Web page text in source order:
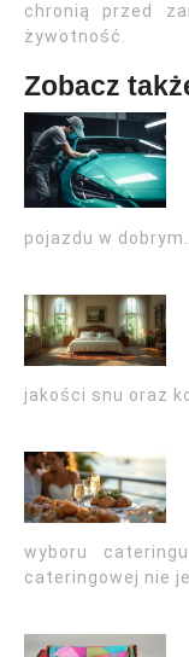
chronią przed
żywotność.
Zobacz
pojazdu w dobrym…
jakości snu oraz
wyboru
cateringowej nie